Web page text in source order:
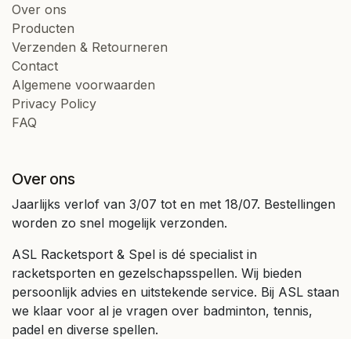
Over ons
Producten
Verzenden & Retourneren
Contact
Algemene voorwaarden
Privacy Policy
FAQ
Over ons
Jaarlijks verlof van 3/07 tot en met 18/07. Bestellingen
worden zo snel mogelijk verzonden.
ASL Racketsport & Spel is dé specialist in
racketsporten en gezelschapsspellen. Wij bieden
persoonlijk advies en uitstekende service. Bij ASL staan
we klaar voor al je vragen over badminton, tennis,
padel en diverse spellen.